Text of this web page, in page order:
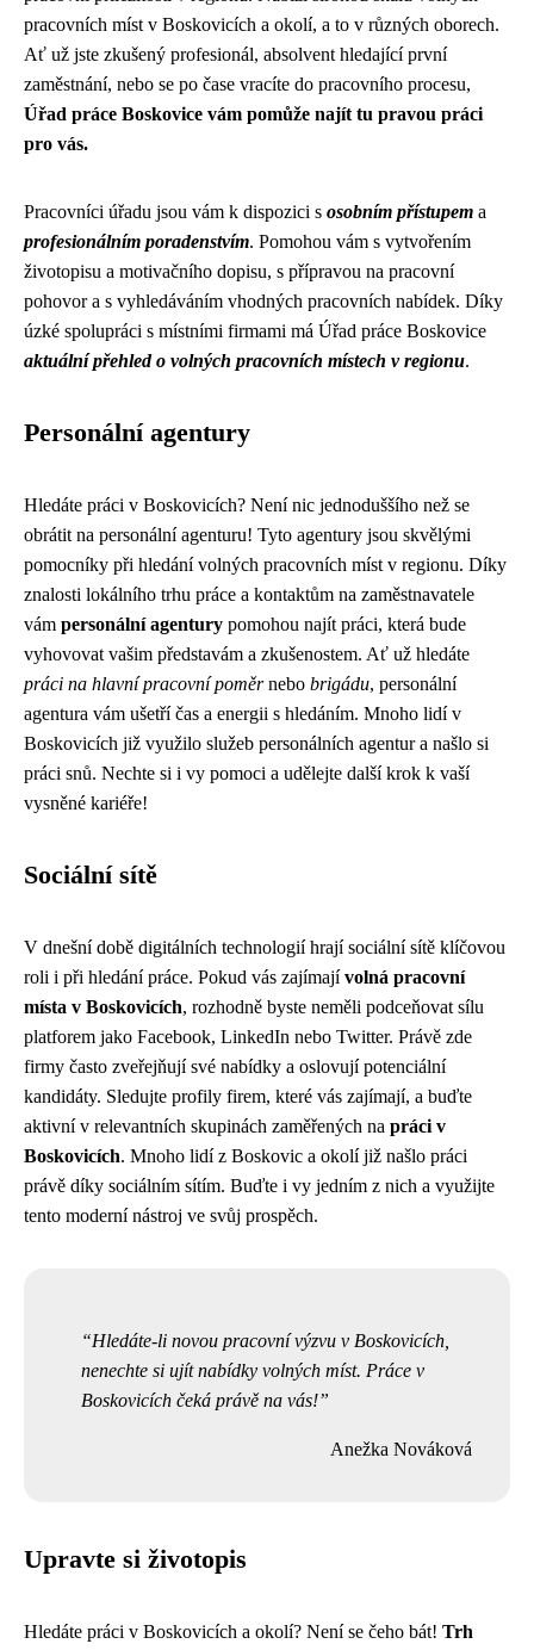
pracovních míst v Boskovicích a okolí, a to v různých oborech.
Ať už jste zkušený profesionál, absolvent hledající první
zaměstnání, nebo se po čase vracíte do pracovního procesu,
Úřad práce Boskovice vám pomůže najít tu pravou práci
pro vás.
Pracovníci úřadu jsou vám k dispozici s osobním přístupem a
profesionálním poradenstvím. Pomohou vám s vytvořením
životopisu a motivačního dopisu, s přípravou na pracovní
pohovor a s vyhledáváním vhodných pracovních nabídek. Díky
úzké spolupráci s místními firmami má Úřad práce Boskovice
aktuální přehled o volných pracovních místech v regionu.
Personální agentury
Hledáte práci v Boskovicích? Není nic jednoduššího než se
obrátit na personální agenturu! Tyto agentury jsou skvělými
pomocníky při hledání volných pracovních míst v regionu. Díky
znalosti lokálního trhu práce a kontaktům na zaměstnavatele
vám personální agentury pomohou najít práci, která bude
vyhovovat vašim představám a zkušenostem. Ať už hledáte
práci na hlavní pracovní poměrnebo brigádu, personální
agentura vám ušetří čas a energii s hledáním. Mnoho lidí v
Boskovicích již využilo služeb personálních agentur a našlo si
práci snů. Nechte si i vy pomoci a udělejte další krok k vaší
vysněné kariéře!
Sociální sítě
V dnešní době digitálních technologií hrají sociální sítě klíčovou
roli i při hledání práce. Pokud vás zajímajívolná pracovní
místa v Boskovicích, rozhodně byste neměli podceňovat sílu
platforem jako Facebook, LinkedIn nebo Twitter. Právě zde
firmy často zveřejňují své nabídky a oslovují potenciální
kandidáty. Sledujte profily firem, které vás zajímají, a buďte
aktivní v relevantních skupinách zaměřených na práci v
Boskovicích. Mnoho lidí z Boskovic a okolí již našlo práci
právě díky sociálním sítím. Buďte i vy jedním z nich a využijte
tento moderní nástroj ve svůj prospěch.
Hledáte-li novou pracovní výzvu v Boskovicích,
nenechte si ujít nabídky volných míst. Práce v
Boskovicích čeká právě na vás!
Anežka Nováková
Upravte si životopis
Hledáte práci v Boskovicích a okolí? Není se čeho bát! Trh